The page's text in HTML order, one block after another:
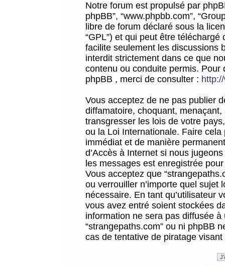
Notre forum est propulsé par
phpBB”, “www.phpbb.com”,
libre de forum déclaré sous la
“GPL”) et qui peut être téléchargé
facilite seulement les discussions
interdit strictement dans ce que
contenu ou conduite permis.
phpBB , merci de consulter :
Vous acceptez de ne pas publier
diffamatoire, choquant,
transgresser les lois de votre
ou la Loi Internationale. Faire
immédiat et de manière
d’Accès à Internet si nous
les messages est enregistrée
Vous acceptez que
ou verrouiller n’importe quel sujet
nécessaire. En tant qu’utilisateur
vous avez entré soient stockées
information ne sera pas diffusée
“strangepaths.com” ou ni phpBB
cas de tentative de piratage